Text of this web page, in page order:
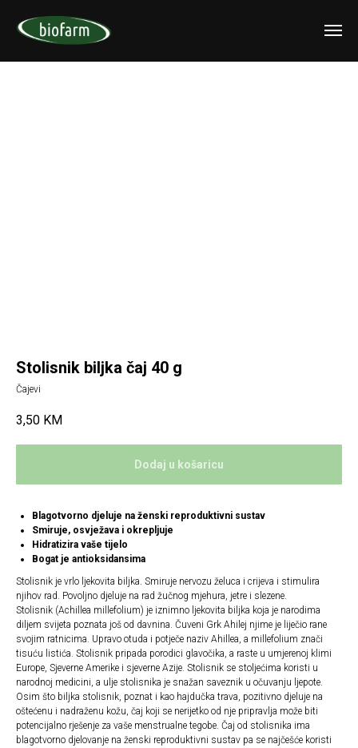
Stolisnik biljka čaj 40 g
Čajevi
3,50 KM
Dodaj u košaricu
Blagotvorno djeluje na ženski reproduktivni sustav
Smiruje, osvježava i okrepljuje
Hidratizira vaše tijelo
Bogat je antioksidansima
Stolisnik je vrlo ljekovita biljka. Smiruje nervozu želuca i crijeva i stimulira
njihov rad. Povoljno djeluje na rad žučnog mjehura, jetre i slezene.
Stolisnik (Achillea millefolium) je iznimno ljekovita biljka koja je narodima
diljem svijeta poznata još od davnina. Čuveni Grk Ahilej njime je liječio rane
svojim ratnicima. Upravo otuda i potječe naziv Ahillea, a millefolium znači
tisuću listića. Stolisnik pripada porodici glavočika, a raste u umjerenoj klimi
Europe, Sjeverne Amerike i sjeverne Azije. Stolisnik se stoljećima koristi u
narodnoj medicini, a ulje stolisnika je snažan saveznik u očuvanju ljepote.
Osim što biljka stolisnik, poznat i kao hajdučka trava, pozitivno djeluje na
oštećenu i nadraženu kožu, čaj koji se nerijetko od nje pripravlja može biti
potencijalno rješenje za vaše menstrualne tegobe. Čaj od stolisnika ima
blagotvorno djelovanje na ženski reproduktivni sustav pa se najčešće koristi